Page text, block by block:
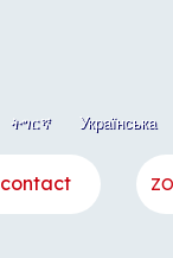
ትግርኛ Українська
contact